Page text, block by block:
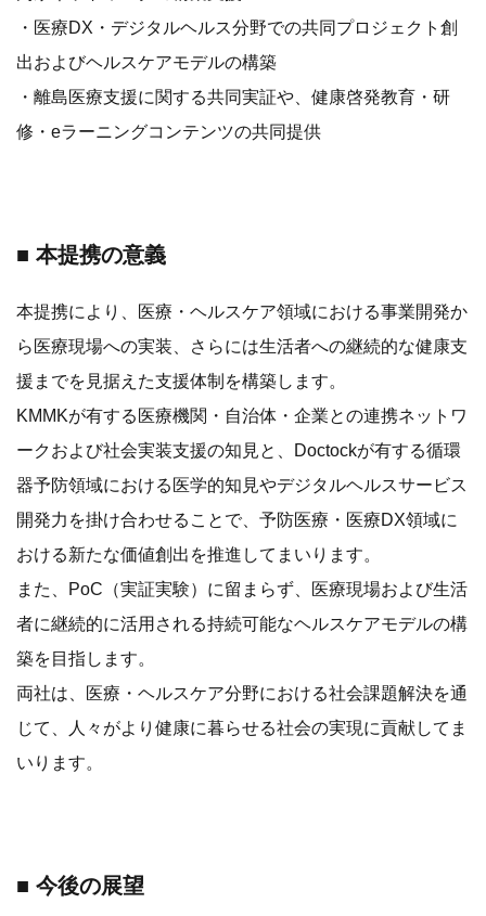
・医療DX・デジタルヘルス分野での共同プロジェクト創
出およびヘルスケアモデルの構築
・離島医療支援に関する共同実証や、健康啓発教育・研
修・eラーニングコンテンツの共同提供
■ 本提携の意義
本提携により、医療・ヘルスケア領域における事業開発か
ら医療現場への実装、さらには生活者への継続的な健康支
援までを見据えた支援体制を構築します。
KMMKが有する医療機関・自治体・企業との連携ネットワ
ークおよび社会実装支援の知見と、Doctockが有する循環
器予防領域における医学的知見やデジタルヘルスサービス
開発力を掛け合わせることで、予防医療・医療DX領域に
おける新たな価値創出を推進してまいります。
また、PoC（実証実験）に留まらず、医療現場および生活
者に継続的に活用される持続可能なヘルスケアモデルの構
築を目指します。
両社は、医療・ヘルスケア分野における社会課題解決を通
じて、人々がより健康に暮らせる社会の実現に貢献してま
いります。
■ 今後の展望